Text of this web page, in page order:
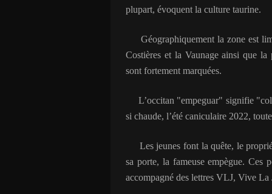
plupart, évoquent la culture taurine.
Géographiquement la zone est
Costières et la Vaunage ainsi que la
sont fortement marquées.
L’occitan "empeguar" signifie
si chaude, l’été caniculaire 2022,
Les jeunes font la quête, le
sa porte, la fameuse empègue. Ces
accompagné des lettres VLJ, Vive